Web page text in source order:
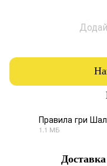
Правила гри
1.1 МБ
Доставка